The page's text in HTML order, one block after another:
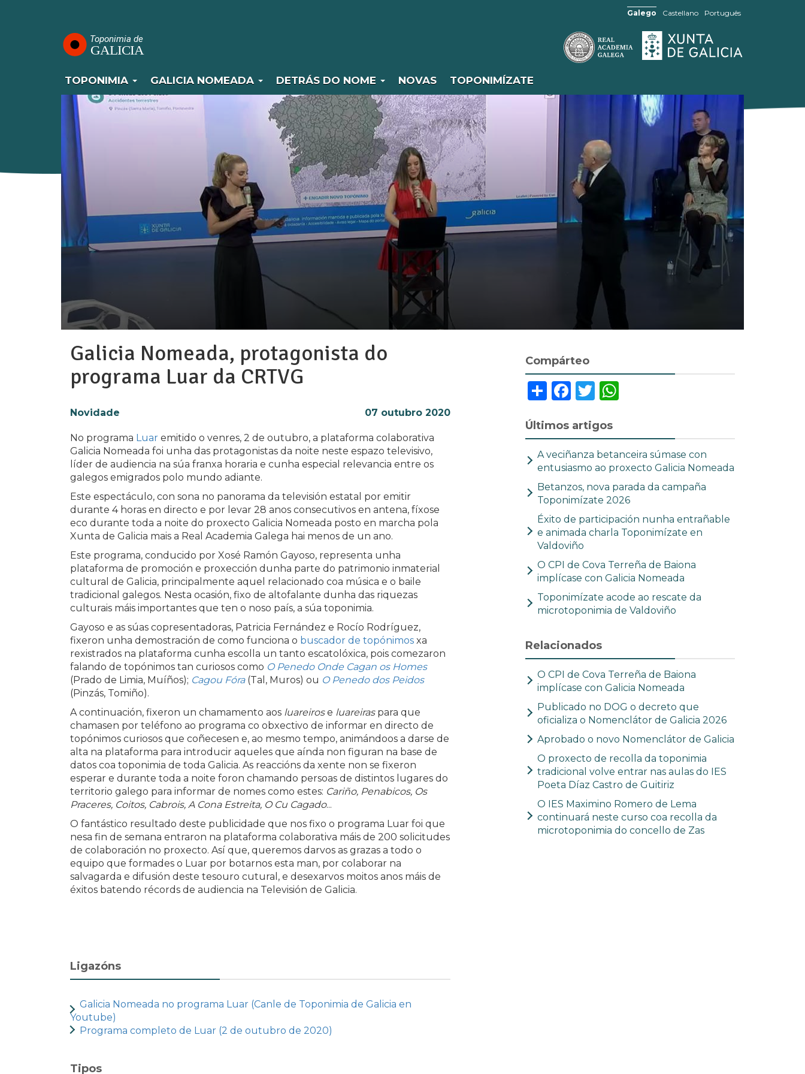
Galego Castellano Português
principal
TOPONIMIA GALICIA NOMEADA DETRÁS DO NOME NOVAS TOPONIMÍZATE
Galicia Nomeada, protagonista do
programa Luar da CRTVG
07 outubro 2020
Novidade
No programa Luar emitido o venres, 2 de outubro, a plataforma colaborativa
Galicia Nomeada foi unha das protagonistas da noite neste espazo televisivo,
líder de audiencia na súa franxa horaria e cunha especial relevancia entre os
galegos emigrados polo mundo adiante.
Este espectáculo, con sona no panorama da televisión estatal por emitir
durante 4 horas en directo e por levar 28 anos consecutivos en antena, fíxose
eco durante toda a noite do proxecto Galicia Nomeada posto en marcha pola
Xunta de Galicia mais a Real Academia Galega hai menos de un ano.
Este programa, conducido por Xosé Ramón Gayoso, representa unha
plataforma de promoción e proxección dunha parte do patrimonio inmaterial
cultural de Galicia, principalmente aquel relacionado coa música e o baile
tradicional galegos. Nesta ocasión, fixo de altofalante dunha das riquezas
culturais máis importantes que ten o noso país, a súa toponimia.
Gayoso e as súas copresentadoras, Patricia Fernández e Rocío Rodríguez,
fixeron unha demostración de como funciona o buscador de topónimos xa
rexistrados na plataforma cunha escolla un tanto escatolóxica, pois comezaron
falando de topónimos tan curiosos como O Penedo Onde Cagan os Homes
(Prado de Limia, Muíños); Cagou Fóra(Tal, Muros) ou O Penedo dos Peidos
(Pinzás, Tomiño).
A continuación, fixeron un chamamento aos luareirose luareiras para que
chamasen por teléfono ao programa co obxectivo de informar en directo de
topónimos curiosos que coñecesen e, ao mesmo tempo, animándoos a darse de
alta na plataforma para introducir aqueles que aínda non figuran na base de
datos coa toponimia de toda Galicia. As reaccións da xente non se fixeron
esperar e durante toda a noite foron chamando persoas de distintos lugares do
territorio galego para informar de nomes como estes: Cariño, Penabicos, Os
Praceres, Coitos, Cabrois, A Cona Estreita, O Cu Cagado...
O fantástico resultado deste publicidade que nos fixo o programa Luar foi que
nesa fin de semana entraron na plataforma colaborativa máis de 200 solicitudes
de colaboración no proxecto. Así que, queremos darvos as grazas a todo o
equipo que formades o Luar por botarnos esta man, por colaborar na
salvagarda e difusión deste tesouro cutural, e desexarvos moitos anos máis de
éxitos batendo récords de audiencia na Televisión de Galicia.
Ligazóns
Galicia Nomeada no programa Luar (Canle de Toponimia de Galicia en
Youtube)
Programa completo de Luar (2 de outubro de 2020)
Tipos
Compárteo
Últimos artigos
A veciñanza betanceira súmase con
entusiasmo ao proxecto Galicia Nomeada
Betanzos, nova parada da campaña
Toponimízate 2026
Éxito de participación nunha entrañable
e animada charla Toponimízate en
Valdoviño
O CPI de Cova Terreña de Baiona
implícase con Galicia Nomeada
Toponimízate acode ao rescate da
microtoponimia de Valdoviño
Relacionados
O CPI de Cova Terreña de Baiona
implícase con Galicia Nomeada
Publicado no DOG o decreto que
oficializa o Nomenclátor de Galicia 2026
Aprobado o novo Nomenclátor de Galicia
O proxecto de recolla da toponimia
tradicional volve entrar nas aulas do IES
Poeta Díaz Castro de Guitiriz
O IES Maximino Romero de Lema
continuará neste curso coa recolla da
microtoponimia do concello de Zas